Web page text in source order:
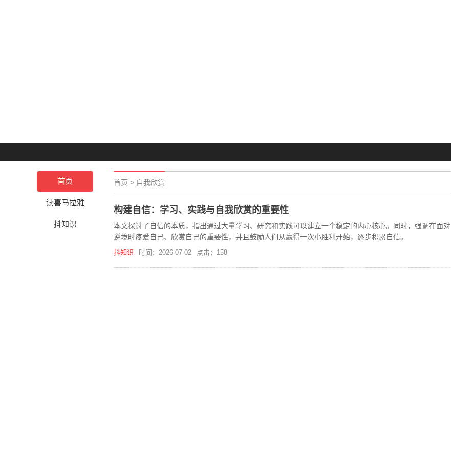
首页
读喜马拉雅
抖知识
首页 > 自我欣赏
构建自信：学习、实践与自我欣赏的重要性
本文探讨了自信的本质，指出通过大量学习、研究和实践可以建立一个稳定的内心核心。同时，强调在面对
逆境时疼爱自己、欣赏自己的重要性，并且鼓励人们从赢得一次小胜利开始，逐步积累自信。
抖知识 时间：2026-07-02 点击：158